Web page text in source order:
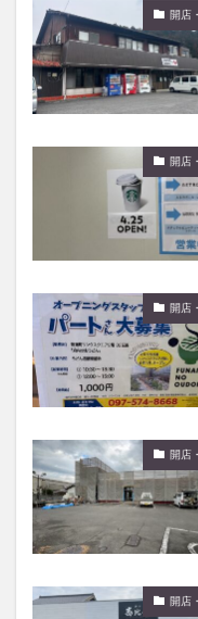
開店
開店
開店
開店
開店